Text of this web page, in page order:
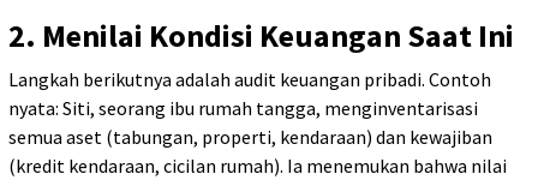
2. Menilai Kondisi Keuangan Saat Ini
Langkah berikutnya adalah audit keuangan pribadi. Contoh
nyata: Siti, seorang ibu rumah tangga, menginventarisasi
semua aset (tabungan, properti, kendaraan) dan kewajiban
(kredit kendaraan, cicilan rumah). Ia menemukan bahwa nilai